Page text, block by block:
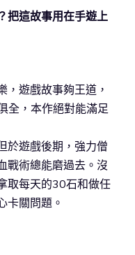
把這故事用在手遊上
，遊戲故事夠王道，
全，本作絕對能滿足
於遊戲後期，強力僧
戰術總能磨過去。沒
取每天的30石和做任
卡關問題。